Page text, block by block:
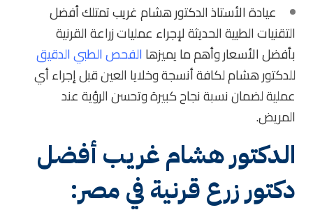
عيادة الأستاذ الدكتور هشام غريب تمتلك أفضل
التقنيات الطبية الحديثة لإجراء عمليات زراعة القرنية
بأفضل الأسعار وأهم ما يميزها الفحص الطبي الدقيق
للدكتور هشام لكافة أنسجة وخلايا العين قبل إجراء أي
عملية لضمان نسبة نجاح كبيرة وتحسن الرؤية عند
المريض.
الدكتور هشام غريب أفضل
دكتور زرع قرنية في مصر: